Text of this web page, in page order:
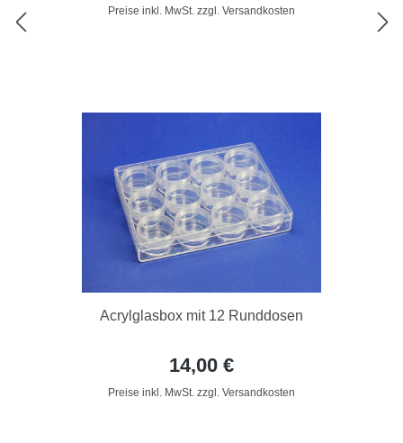
Preise inkl. MwSt. zzgl. Versandkosten
Acrylglasbox mit 12 Runddosen
14,00 €
Preise inkl. MwSt. zzgl. Versandkosten